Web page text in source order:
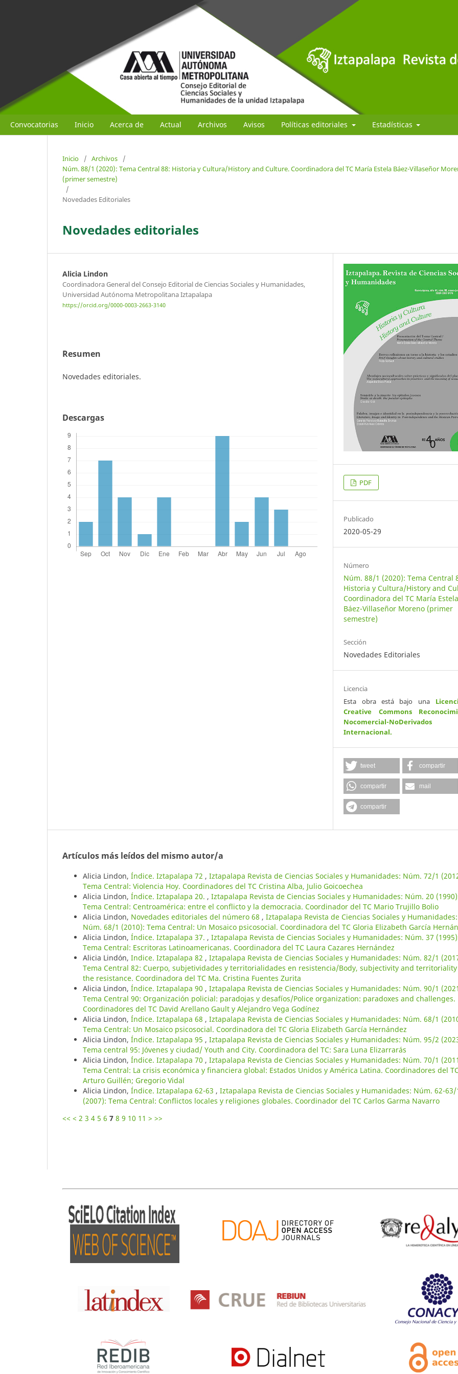
Convocatorias Inicio Acerca de Actual Archivos Avisos Políticas editoriales Estadísticas
Inicio / Archivos
/
Núm. 88/1 (2020): Tema Central 88: Historia y Cultura/History and Culture. Coordinadora del TC María Estela Báez-Villaseñor
(primer semestre)
/
Novedades Editoriales
Novedades editoriales
Alicia Lindon
Coordinadora General del Consejo Editorial de Ciencias Sociales y Humanidades,
Universidad Autónoma Metropolitana Iztapalapa
https://orcid.org/0000-0003-2663-3140
Resumen
Novedades editoriales.
Descargas
PDF
Publicado
2020-05-29
Número
Núm. 88/1 (2020): Tema Central
Historia y Cultura/History and
Coordinadora del TC María Estela
Báez-Villaseñor Moreno (primer
semestre)
Sección
Novedades Editoriales
Licencia
Esta obra está bajo una
Creative Commons
Nocomercial-
Internacional.
tweet compartir
compartir mail
compartir
Artículos más leídos del mismo autor/a
Alicia Lindon, Índice. Iztapalapa 72 , Iztapalapa Revista de Ciencias Sociales y Humanidades: Núm. 72/1
Tema Central: Violencia Hoy. Coordinadores del TC Cristina Alba, Julio Goicoechea
Alicia Lindon, Índice. Iztapalapa 20. , Iztapalapa Revista de Ciencias Sociales y Humanidades: Núm. 20
Tema Central: Centroamérica: entre el conflicto y la democracia. Coordinador del TC Mario Trujillo Bolio
Alicia Lindon, Novedades editoriales del número 68 , Iztapalapa Revista de Ciencias Sociales y Humanidades:
Núm. 68/1 (2010): Tema Central: Un Mosaico psicosocial. Coordinadora del TC Gloria Elizabeth García
Alicia Lindon, Índice. Iztapalapa 37. , Iztapalapa Revista de Ciencias Sociales y Humanidades: Núm. 37
Tema Central: Escritoras Latinoamericanas. Coordinadora del TC Laura Cazares Hernández
Alicia Lindón, Indice. Iztapalapa 82 , Iztapalapa Revista de Ciencias Sociales y Humanidades: Núm. 82/1
Tema Central 82: Cuerpo, subjetividades y territorialidades en resistencia/Body, subjectivity and
the resistance. Coordinadora del TC Ma. Cristina Fuentes Zurita
Alicia Lindon, Índice. Iztapalapa 90 , Iztapalapa Revista de Ciencias Sociales y Humanidades: Núm. 90/1
Tema Central 90: Organización policial: paradojas y desafíos/Police organization: paradoxes and challenges.
Coordinadores del TC David Arellano Gault y Alejandro Vega Godínez
Alicia Lindon, Índice. Iztapalapa 68 , Iztapalapa Revista de Ciencias Sociales y Humanidades: Núm. 68/1
Tema Central: Un Mosaico psicosocial. Coordinadora del TC Gloria Elizabeth García Hernández
Alicia Lindon, Índice. Iztapalapa 95 , Iztapalapa Revista de Ciencias Sociales y Humanidades: Núm. 95/2
Tema central 95: Jóvenes y ciudad/ Youth and City. Coordinadora del TC: Sara Luna Elizarrarás
Alicia Lindon, Índice. Iztapalapa 70 , Iztapalapa Revista de Ciencias Sociales y Humanidades: Núm. 70/1
Tema Central: La crisis económica y financiera global: Estados Unidos y América Latina. Coordinadores del
Arturo Guillén; Gregorio Vidal
Alicia Lindon, Índice. Iztapalapa 62-63 , Iztapalapa Revista de Ciencias Sociales y Humanidades: Núm. 62-63/
(2007): Tema Central: Conflictos locales y religiones globales. Coordinador del TC Carlos Garma Navarro
<< < 2 3 4 5 6 7 8 9 10 11 > >>